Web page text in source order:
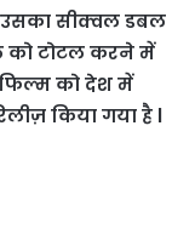
सीक्वल डबल
को टोटल करने में
फिल्म को देश में
किया गया है l